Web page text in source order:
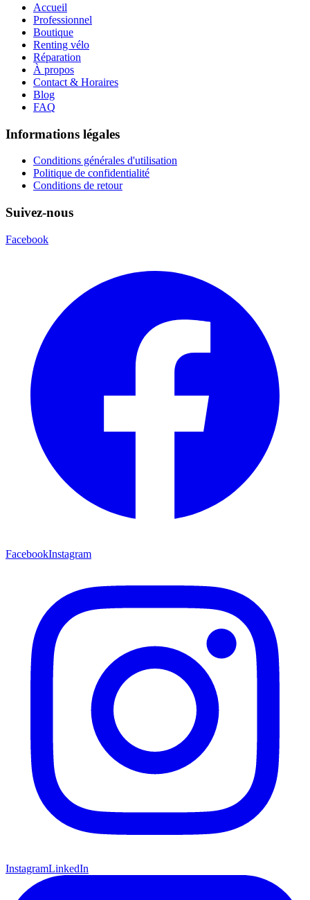
Accueil
Professionnel
Boutique
Renting vélo
Réparation
À propos
Contact & Horaires
Blog
FAQ
Informations légales
Conditions générales d'utilisation
Politique de confidentialité
Conditions de retour
Suivez-nous
Facebook
FacebookInstagram
InstagramLinkedIn